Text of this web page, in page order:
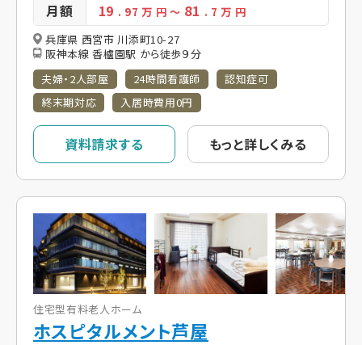
月額 19 . 97万 円 ～ 81 . 7万 円
兵庫県 西宮市 川添町10-27
阪神本線 香櫨園駅 から徒歩９分
夫婦・2人部屋
24時間看護師
認知症可
終末期対応
入居時費用0円
資料請求する もっと詳しくみる
住宅型有料老人ホーム
ホスピタルメント芦屋